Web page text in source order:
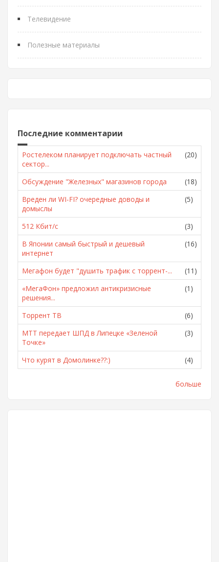
Телевидение
Полезные материалы
Последние комментарии
Ростелеком планирует подключать частный
сектор...
(20)
Обсуждение "Железных" магазинов города
(18)
Вреден ли WI-FI? очередные доводы и
домыслы
(5)
512 Кбит/с
(3)
В Японии самый быстрый и дешевый
интернет
(16)
Мегафон будет "душить трафик с торрент-...
(11)
«МегаФон» предложил антикризисные
решения...
(1)
Торрент ТВ
(6)
МТТ передает ШПД в Липецке «Зеленой
Точке»
(3)
Что курят в Домолинке??:) (4)
больше